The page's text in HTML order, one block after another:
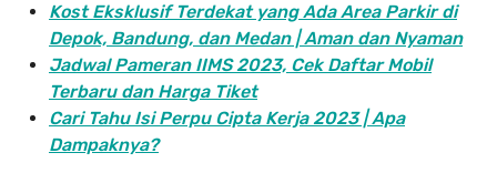
Kost Eksklusif Terdekat yang Ada Area Parkir di
Depok, Bandung, dan Medan | Aman dan Nyaman
Jadwal Pameran IIMS 2023, Cek Daftar Mobil
Terbaru dan Harga Tiket
Cari Tahu Isi Perpu Cipta Kerja 2023 | Apa
Dampaknya?